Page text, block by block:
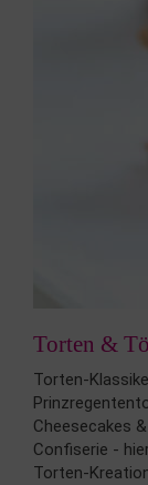
Torten &
Torten-
Cheesecakes
Confiserie -
Torten-